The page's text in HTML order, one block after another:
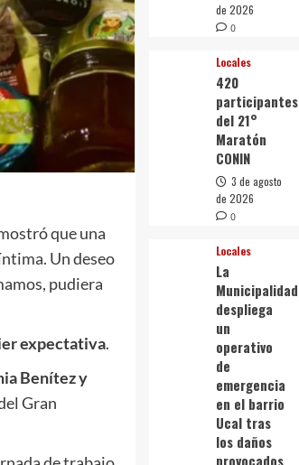
que una
Un deseo
pudiera
expectativa.
Benítez y
Gran
de 2026
0
Locales
420
participantes
del 21°
Maratón
CONIN
3 de agosto
de 2026
0
Locales
La
Municipalidad
despliega
un
operativo
de
emergencia
en el barrio
Ucal tras
los daños
provocados